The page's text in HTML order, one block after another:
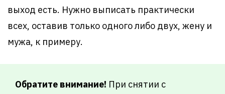
выход есть. Нужно выписать практически
всех, оставив только одного либо двух, жену и
мужа, к примеру.
Обратите внимание! При снятии с